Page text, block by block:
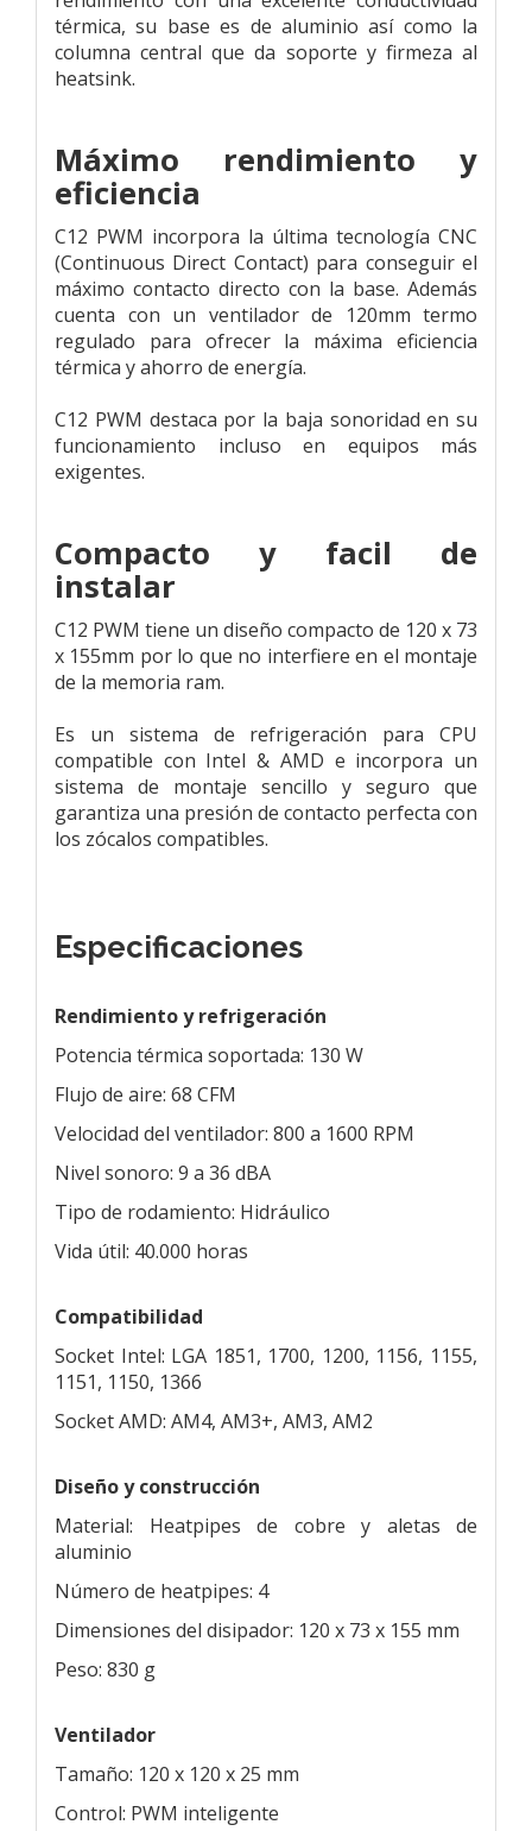
térmica, su base es de aluminio así como la
columna central que da soporte y firmeza al
heatsink.
Máximo rendimiento y
eficiencia
C12 PWM incorpora la última tecnología CNC
(Continuous Direct Contact) para conseguir el
máximo contacto directo con la base. Además
cuenta con un ventilador de 120mm termo
regulado para ofrecer la máxima eficiencia
térmica y ahorro de energía.
C12 PWM destaca por la baja sonoridad en su
funcionamiento incluso en equipos más
exigentes.
Compacto y facil de
instalar
C12 PWM tiene un diseño compacto de 120 x 73
x 155mm por lo que no interfiere en el montaje
de la memoria ram.
Es un sistema de refrigeración para CPU
compatible con Intel & AMD e incorpora un
sistema de montaje sencillo y seguro que
garantiza una presión de contacto perfecta con
los zócalos compatibles.
Especificaciones
Rendimiento y refrigeración
Potencia térmica soportada: 130 W
Flujo de aire: 68 CFM
Velocidad del ventilador: 800 a 1600 RPM
Nivel sonoro: 9 a 36 dBA
Tipo de rodamiento: Hidráulico
Vida útil: 40.000 horas
Compatibilidad
Socket Intel: LGA 1851, 1700, 1200, 1156, 1155,
1151, 1150, 1366
Socket AMD: AM4, AM3+, AM3, AM2
Diseño y construcción
Material: Heatpipes de cobre y aletas de
aluminio
Número de heatpipes: 4
Dimensiones del disipador: 120 x 73 x 155 mm
Peso: 830 g
Ventilador
Tamaño: 120 x 120 x 25 mm
Control: PWM inteligente